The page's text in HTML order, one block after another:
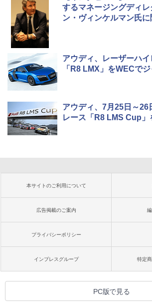
するマネージングディ
ン・ヴィンケルマン氏に
アウディ、レーザーハ
「R8 LMX」をWECで
アウディ、7月25日～26
レース「R8 LMS Cup」
本サイトのご利用について
広告掲載のご案内
プライバシーポリシー
インプレスグループ 特定
PC版で見る